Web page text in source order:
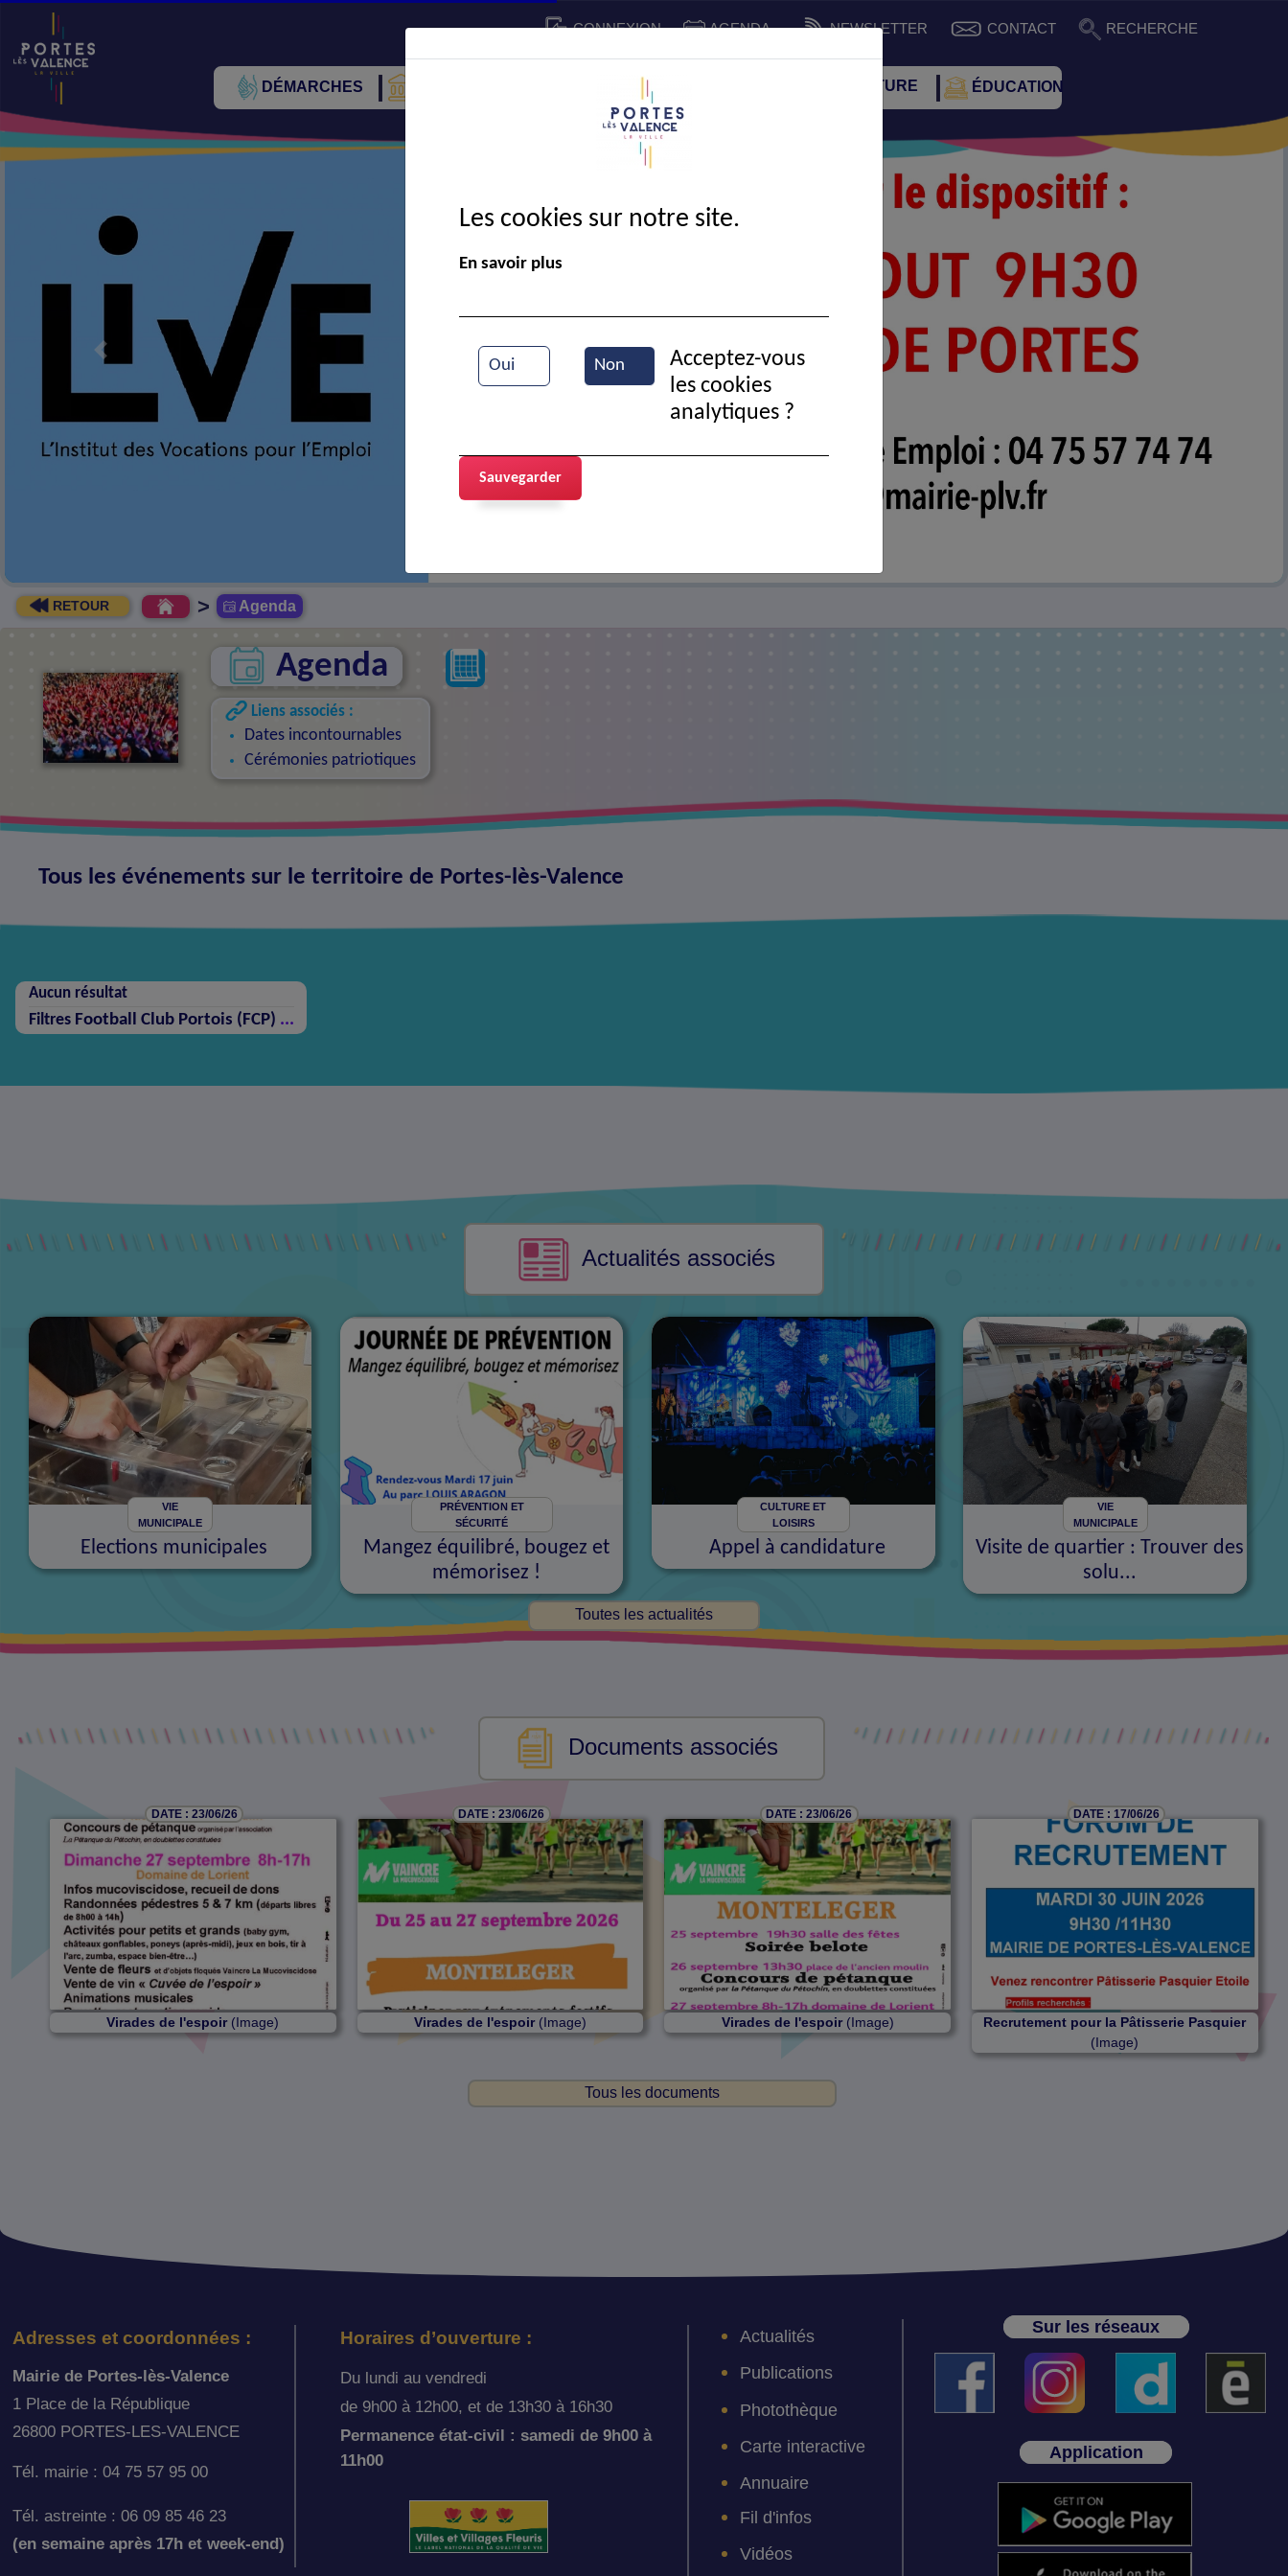
CONNEXION AGENDA NEWSLETTER CONTACT RECHERCHE
DÉMARCHES SPORT ET CULTURE ÉDUCATION
Précédent
RETOUR > Agenda
Agenda
Liens associés :
Dates incontournables
Cérémonies patriotiques
Tous les événements sur le territoire de Portes-lès-Valence
Aucun résultat
Filtres Football Club Portois (FCP) ...
Actualités associés
VIE
MUNICIPALE
Elections municipales
PRÉVENTION ET
SÉCURITÉ
Mangez équilibré, bougez et
mémorisez !
CULTURE ET
LOISIRS
Appel à candidature
VIE
MUNICIPALE
Visite de quartier : Trouver des
solu...
Toutes les actualités
Documents associés
DATE : 23/06/26
Virades de l'espoir(Image)
DATE : 23/06/26
Virades de l'espoir(Image)
DATE : 23/06/26
Virades de l'espoir(Image)
DATE : 17/06/26
Recrutement pour la Pâtisserie Pasquier
(Image)
Tous les documents
Adresses et coordonnées :
Mairie de Portes-lès-Valence
1 Place de la République
26800 PORTES-LES-VALENCE
Tél. mairie : 04 75 57 95 00
Tél. astreinte : 06 09 85 46 23
(en semaine après 17h et week-end)
Horaires d’ouverture :
Du lundi au vendredi
de 9h00 à 12h00, et de 13h30 à 16h30
Permanence état-civil : samedi de 9h00 à
11h00
Actualités
Publications
Photothèque
Carte interactive
Annuaire
Fil d'infos
Vidéos
Sur les réseaux
Application
Les cookies sur notre site.
En savoir plus
Oui Non
Acceptez-vous
les cookies
analytiques ?
Sauvegarder